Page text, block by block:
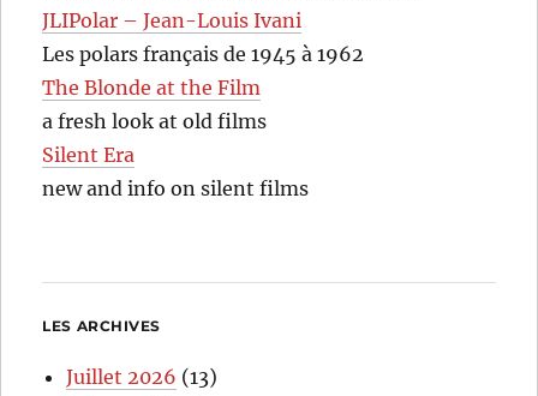
JLIPolar – Jean-Louis Ivani
Les polars français de 1945 à 1962
The Blonde at the Film
a fresh look at old films
Silent Era
new and info on silent films
LES ARCHIVES
Juillet 2026 (13)